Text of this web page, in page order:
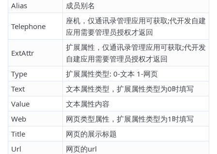
Alias
成员别名
Telephone
座机，仅通讯录管理应用可获取;代开发自建
应用需要管理员授权才返回
ExtAttr
扩展属性，仅通讯录管理应用可获取;代开发
自建应用需要管理员授权才返回
Type
扩展属性类型: 0-文本 1-网页
Text
文本属性类型，扩展属性类型为0时填写
Value
文本属性内容
Web
网页类型属性，扩展属性类型为1时填写
Title
网页的展示标题
Url
网页的url